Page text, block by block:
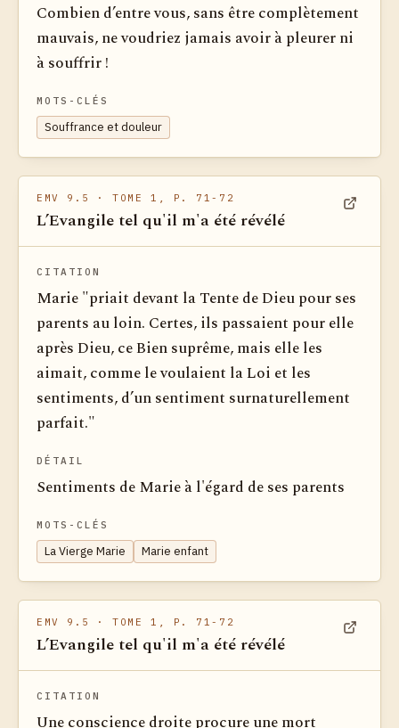
Combien d’entre vous, sans être complètement
mauvais, ne voudriez jamais avoir à pleurer ni
à souffrir !
MOTS-CLÉS
Souffrance et douleur
EMV 9.5 · TOME 1, P. 71-72
L’Evangile tel qu'il m'a été révélé
CITATION
Marie "priait devant la Tente de Dieu pour ses
parents au loin. Certes, ils passaient pour elle
après Dieu, ce Bien suprême, mais elle les
aimait, comme le voulaient la Loi et les
sentiments, d’un sentiment surnaturellement
parfait."
DÉTAIL
Sentiments de Marie à l'égard de ses parents
MOTS-CLÉS
La Vierge Marie Marie enfant
EMV 9.5 · TOME 1, P. 71-72
L’Evangile tel qu'il m'a été révélé
CITATION
Une conscience droite procure une mort